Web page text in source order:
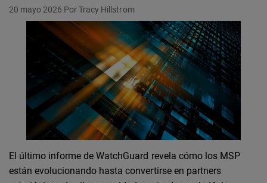
20 mayo 2026 Por Tracy Hillstrom
El último informe de WatchGuard revela cómo los MSP
están evolucionando hasta convertirse en partners